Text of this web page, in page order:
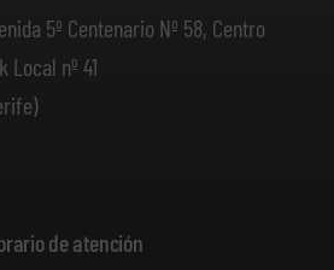
5º Centenario Nº 58, Centro
nº 41
de atención